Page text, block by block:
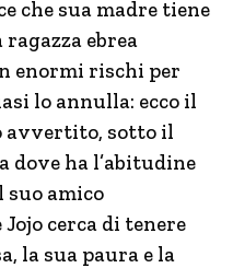
che sua madre tiene
ebrea
enormi rischi per
lo annulla: ecco il
avvertito, sotto il
dove ha l’abitudine
amico
cerca di tenere
la sua paura e la